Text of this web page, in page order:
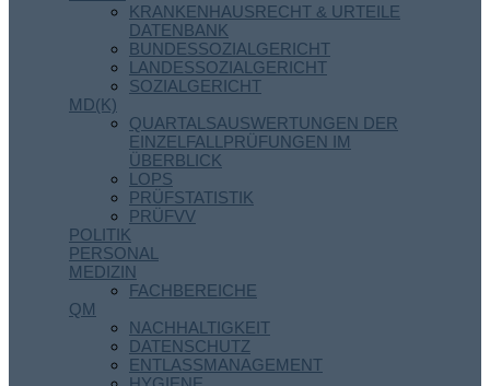
KRANKENHAUSRECHT & URTEILE
DATENBANK
BUNDESSOZIALGERICHT
LANDESSOZIALGERICHT
SOZIALGERICHT
MD(K)
QUARTALSAUSWERTUNGEN DER
EINZELFALLPRÜFUNGEN IM
ÜBERBLICK
LOPS
PRÜFSTATISTIK
PRÜFVV
POLITIK
PERSONAL
MEDIZIN
FACHBEREICHE
QM
NACHHALTIGKEIT
DATENSCHUTZ
ENTLASSMANAGEMENT